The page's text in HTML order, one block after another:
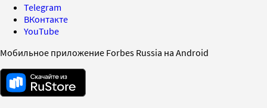
Telegram
ВКонтакте
YouTube
Мобильное приложение Forbes Russia на Android